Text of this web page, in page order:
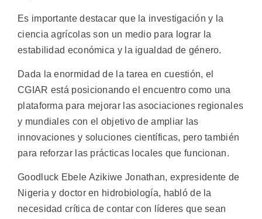
Es importante destacar que la investigación y la
ciencia agrícolas son un medio para lograr la
estabilidad económica y la igualdad de género.
Dada la enormidad de la tarea en cuestión, el
CGIAR está posicionando el encuentro como una
plataforma para mejorar las asociaciones regionales
y mundiales con el objetivo de ampliar las
innovaciones y soluciones científicas, pero también
para reforzar las prácticas locales que funcionan.
Goodluck Ebele Azikiwe Jonathan, expresidente de
Nigeria y doctor en hidrobiología, habló de la
necesidad crítica de contar con líderes que sean